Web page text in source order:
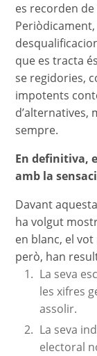
es recorden
que es tracta
se regidories,
impotents
d’alternatives,
sempre.
En definitiva,
amb la
Davant
ha volgut
en blanc, el
però, han
La seva
les xifres
assolir.
La seva
electoral